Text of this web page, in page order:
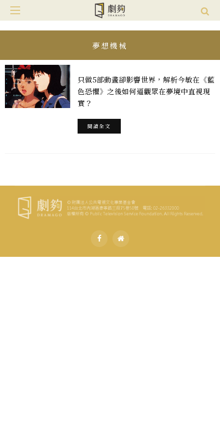
夢想機械
只做5部動畫卻影響世界，解析今敏在《藍
色恐懼》之後如何逼觀眾在夢境中直視現
實？
閱讀全文